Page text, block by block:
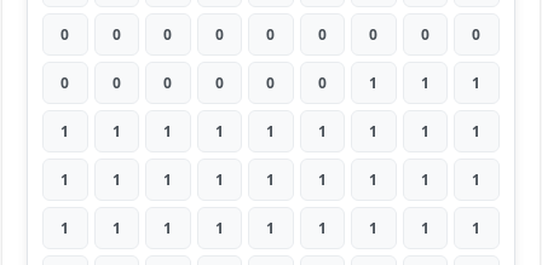
0 0 0 0 0 0 0 0 0
0 0 0 0 0 0 1 1 1
1 1 1 1 1 1 1 1 1
1 1 1 1 1 1 1 1 1
1 1 1 1 1 1 1 1 1